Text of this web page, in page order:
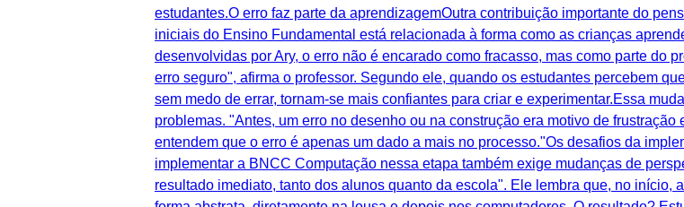
estudantes.O erro faz parte da aprendizagemOutra contribuição importante do
iniciais do Ensino Fundamental está relacionada à forma como as crianças
desenvolvidas por Ary, o erro não é encarado como fracasso, mas como parte do
erro seguro", afirma o professor. Segundo ele, quando os estudantes percebem
sem medo de errar, tornam-se mais confiantes para criar e experimentar.Essa
problemas. "Antes, um erro no desenho ou na construção era motivo de
entendem que o erro é apenas um dado a mais no processo."Os desafios da
implementar a BNCC Computação nessa etapa também exige mudanças de
resultado imediato, tanto dos alunos quanto da escola". Ele lembra que, no início,